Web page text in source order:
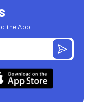
the App